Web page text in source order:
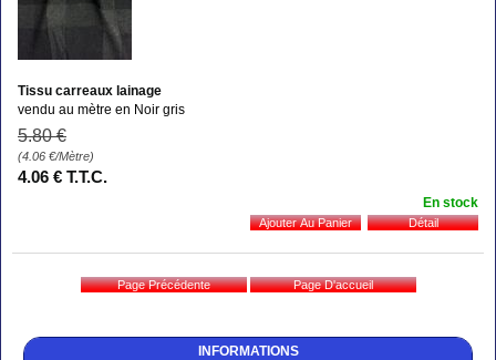
INFORMATIONS
Tissu carreaux lainage
vendu au mètre en Noir gris
5.80 €
(4.06 €/Mètre)
4.06 € T.T.C.
En stock